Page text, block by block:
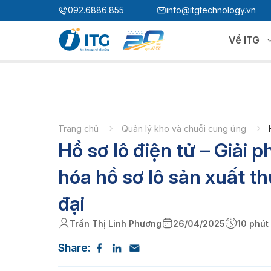
092.6886.855 info@itgtechnology.vn
Về ITG
Giải pháp quản trị hoạch định nguồn lực
3S i​FACTORY
Giải pháp nhà máy thông minh
3S WMS
3S MES
3S F-INSIGHT
Trang chủ Quản lý kho và chuỗi cung ứng
Hồ sơ lô điện tử – Giải
hóa hồ sơ lô sản xuất
đại
Trần Thị Linh Phương 26/04/2025 10 phút
Share: